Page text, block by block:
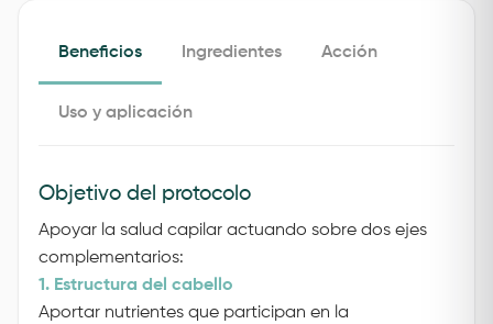
Beneficios Ingredientes Acción
Uso y aplicación
Objetivo del protocolo
Apoyar la salud capilar actuando sobre dos ejes
complementarios:
1. Estructura del cabello
Aportar nutrientes que participan en la